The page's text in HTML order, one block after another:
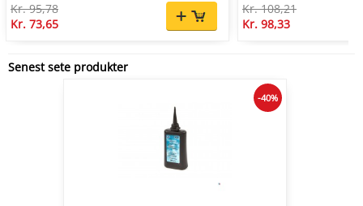
Kr. 95,78
Kr. 73,65
Kr. 108,21
Kr. 98,33
Senest sete produkter
-40%